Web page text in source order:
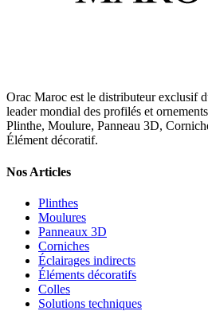
Orac Maroc est le distributeur exclusif
leader mondial des profilés et
Plinthe, Moulure, Panneau 3D,
Élément décoratif.
Nos Articles
Plinthes
Moulures
Panneaux 3D
Corniches
Éclairages indirects
Éléments décoratifs
Colles
Solutions techniques